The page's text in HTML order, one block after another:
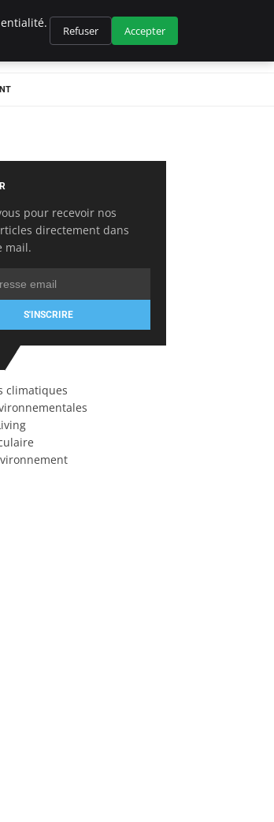
pour recevoir nos
directement dans
mail.
S'INSCRIRE
climatiques
Refuser Accepter